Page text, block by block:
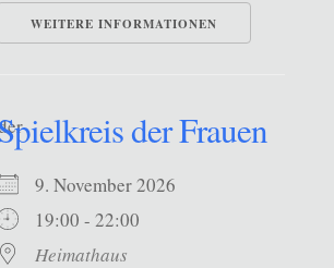
WEITERE INFORMATIONEN
der Frauen
9. November 2026
19:00 - 22:00
Heimathaus